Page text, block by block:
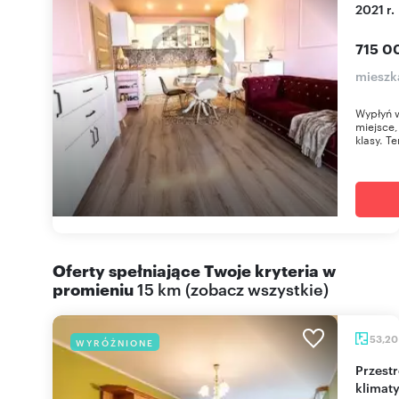
2021 r.
715
Wypłyń
klasy.
Oferty spełniające Twoje kryteria w
promieniu15 km (zobacz wszystkie)
WYRÓŻNIONE 53,20
Przestronne 3-pokojowe mieszkanie z loggią i